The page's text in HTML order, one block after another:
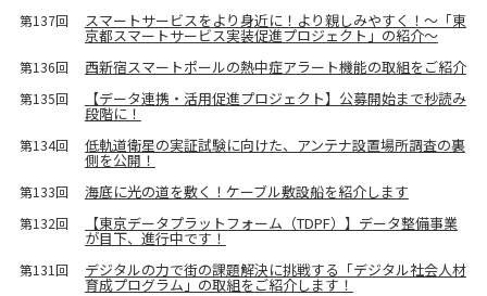
第137回 スマートサービスをより身近に！より親しみやすく！～「東
京都スマートサービス実装促進プロジェクト」の紹介～
第136回 西新宿スマートポールの熱中症アラート機能の取組をご紹介
第135回 【データ連携・活用促進プロジェクト】公募開始まで秒読み
段階に！
第134回 低軌道衛星の実証試験に向けた、アンテナ設置場所調査の裏
側を公開！
第133回 海底に光の道を敷く！ケーブル敷設船を紹介します
第132回 【東京データプラットフォーム（TDPF）】データ整備事業
が目下、進行中です！
第131回 デジタルの力で街の課題解決に挑戦する「デジタル社会人材
育成プログラム」の取組をご紹介します！